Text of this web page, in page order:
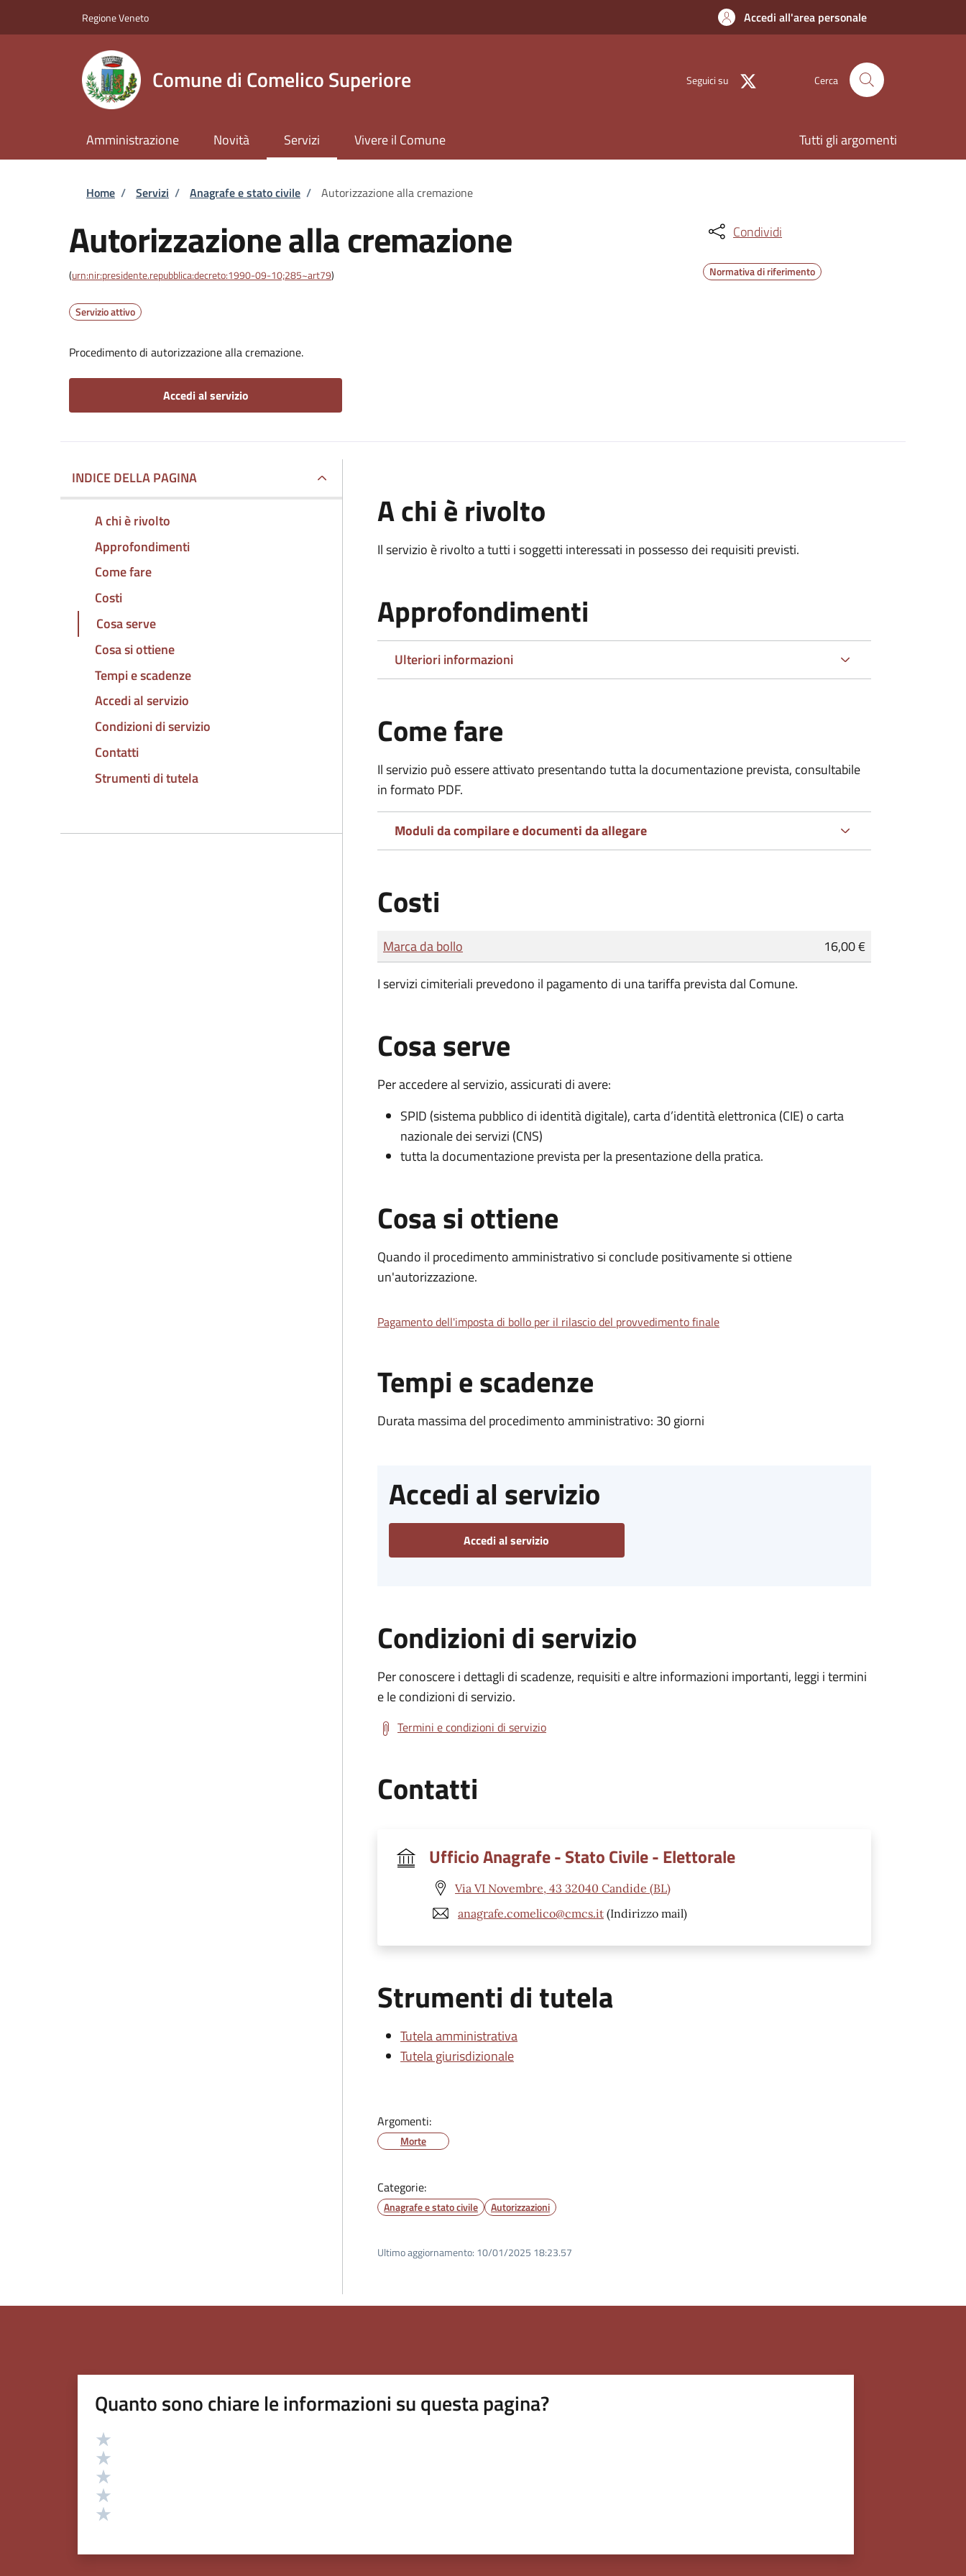
Regione Veneto Accedi all'area personale
Comune di Comelico Superiore Seguici su Cerca
Amministrazione Novità Servizi Vivere il Comune Tutti gli argomenti
Briciole di pane
Home / Servizi / Anagrafe e stato civile / Autorizzazione alla cremazione
Autorizzazione alla cremazione
(urn:nir:presidente.repubblica:decreto:1990-09-10;285~art79)
Servizio attivo
Procedimento di autorizzazione alla cremazione.
Accedi al servizio
Condividi
Normativa di riferimento
INDICE DELLA PAGINA
A chi è rivolto
Approfondimenti
Come fare
Costi
Cosa serve
Cosa si ottiene
Tempi e scadenze
Accedi al servizio
Condizioni di servizio
Contatti
Strumenti di tutela
A chi è rivolto
Il servizio è rivolto a tutti i soggetti interessati in possesso dei requisiti previsti.
Approfondimenti
Ulteriori informazioni
Come fare
Il servizio può essere attivato presentando tutta la documentazione prevista, consultabile
in formato PDF.
Moduli da compilare e documenti da allegare
Costi
Tipo di pagamento
Importo
Marca da bollo
16,00 €
I servizi cimiteriali prevedono il pagamento di una tariffa prevista dal Comune.
Cosa serve
Per accedere al servizio, assicurati di avere:
SPID (sistema pubblico di identità digitale), carta d’identità elettronica (CIE) o carta
nazionale dei servizi (CNS)
tutta la documentazione prevista per la presentazione della pratica.
Cosa si ottiene
Quando il procedimento amministrativo si conclude positivamente si ottiene
un'autorizzazione.
Pagamento dell'imposta di bollo per il rilascio del provvedimento finale
Tempi e scadenze
Durata massima del procedimento amministrativo: 30 giorni
Accedi al servizio
Accedi al servizio
Condizioni di servizio
Per conoscere i dettagli di scadenze, requisiti e altre informazioni importanti, leggi i termini
e le condizioni di servizio.
Termini e condizioni di servizio
Contatti
Ufficio Anagrafe - Stato Civile - Elettorale
Via VI Novembre, 43 32040 Candide (BL)
anagrafe.comelico@cmcs.it (Indirizzo mail)
Strumenti di tutela
Tutela amministrativa
Tutela giurisdizionale
Argomenti:
Morte
Categorie:
Anagrafe e stato civile Autorizzazioni
Ultimo aggiornamento: 10/01/2025 18:23.57
Quanto sono chiare le informazioni su questa pagina?
Valutazione